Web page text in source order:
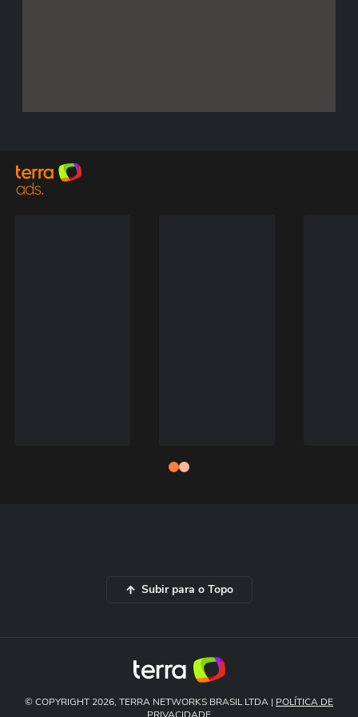
Subir para o Topo
© COPYRIGHT 2026, TERRA NETWORKS BRASIL LTDA | POLÍTICA DE